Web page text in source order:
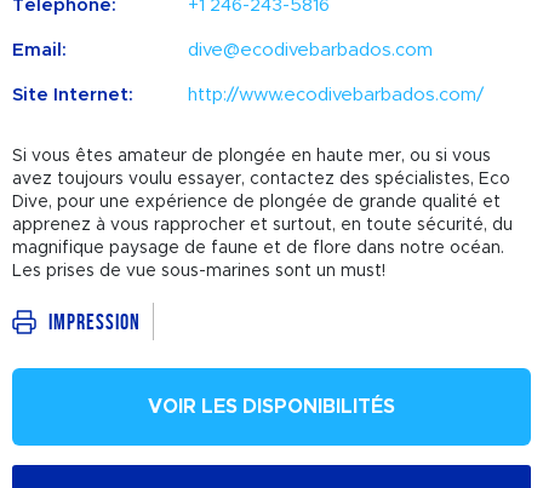
Téléphone: +1 246-243-5816
Email: dive@ecodivebarbados.com
Site Internet: http://www.ecodivebarbados.com/
Si vous êtes amateur de plongée en haute mer, ou si vous
avez toujours voulu essayer, contactez des spécialistes, Eco
Dive, pour une expérience de plongée de grande qualité et
apprenez à vous rapprocher et surtout, en toute sécurité, du
magnifique paysage de faune et de flore dans notre océan.
Les prises de vue sous-marines sont un must!
Impression
VOIR LES DISPONIBILITÉS